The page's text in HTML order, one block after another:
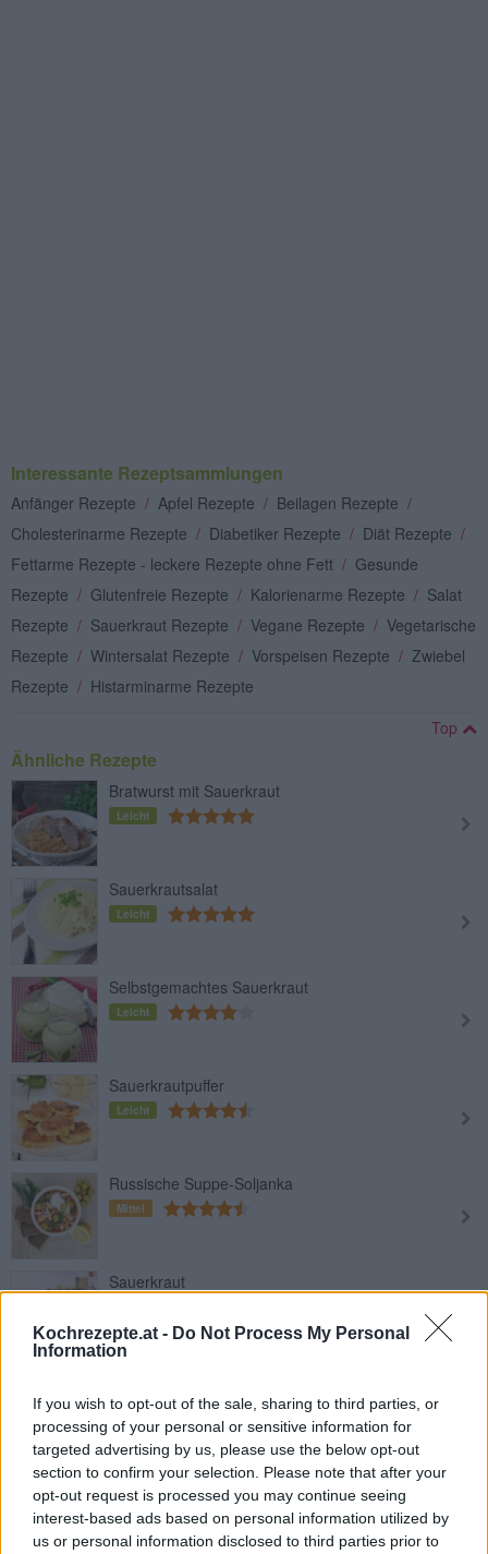
Kochrezepte.at - Do Not Process My Personal
Information
If you wish to opt-out of the sale, sharing to third parties, or
processing of your personal or sensitive information for
targeted advertising by us, please use the below opt-out
section to confirm your selection. Please note that after your
opt-out request is processed you may continue seeing
interest-based ads based on personal information utilized by
us or personal information disclosed to third parties prior to
Interessante Rezeptsammlungen
Anfänger Rezepte / Apfel Rezepte / Beilagen Rezepte /
Cholesterinarme Rezepte / Diabetiker Rezepte / Diät Rezepte /
Fettarme Rezepte - leckere Rezepte ohne Fett / Gesunde
Rezepte / Glutenfreie Rezepte / Kalorienarme Rezepte / Salat
Rezepte / Sauerkraut Rezepte / Vegane Rezepte / Vegetarische
Rezepte / Wintersalat Rezepte / Vorspeisen Rezepte / Zwiebel
Rezepte / Histarminarme Rezepte
Top
Ähnliche Rezepte
Bratwurst mit Sauerkraut
Leicht
Sauerkrautsalat
Leicht
Selbstgemachtes Sauerkraut
Leicht
Sauerkrautpuffer
Leicht
Russische Suppe-Soljanka
Mittel
Sauerkraut
Leicht
Sauerkrautstrudel
Leicht